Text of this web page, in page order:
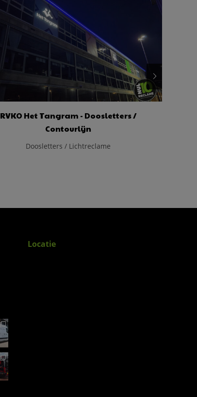
RVKO Het Tangram - Doosletters /
Contourlijn
Doosletters / Lichtreclame
Locatie